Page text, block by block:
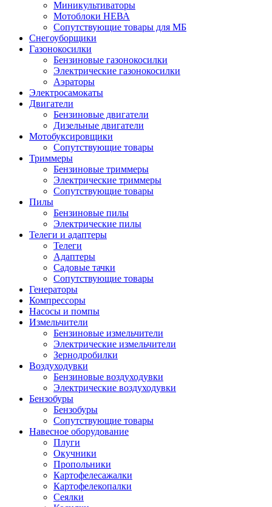
Миникультиваторы
Мотоблоки НЕВА
Сопутствующие товары для МБ
Снегоуборщики
Газонокосилки
Бензиновые газонокосилки
Электрические газонокосилки
Аэраторы
Электросамокаты
Двигатели
Бензиновые двигатели
Дизельные двигатели
Мотобуксировщики
Сопутствующие товары
Триммеры
Бензиновые триммеры
Электрические триммеры
Сопутствующие товары
Пилы
Бензиновые пилы
Электрические пилы
Телеги и адаптеры
Телеги
Адаптеры
Садовые тачки
Сопутствующие товары
Генераторы
Компрессоры
Насосы и помпы
Измельчители
Бензиновые измельчители
Электрические измельчители
Зернодробилки
Воздуходувки
Бензиновые воздуходувки
Электрические воздуходувки
Бензобуры
Бензобуры
Сопутствующие товары
Навесное оборудование
Плуги
Окучники
Пропольники
Картофелесажалки
Картофелекопалки
Сеялки